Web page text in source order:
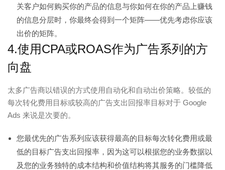
关客户如何购买你的产品的信息与你如何在你的产品上赚钱
的信息分层时，你最终会得到一个矩阵——优先考虑你应该
出价的矩阵。
4.使用CPA或ROAS作为广告系列的方
向盘
太多广告商以错误的方式使用自动化和自动出价策略。较低的
每次转化费用目标或较高的广告支出回报率目标对于 Google
Ads 来说是次要的。
您最优先的广告系列应该获得最高的目标每次转化费用或最
低的目标广告支出回报率，因为这可以根据您的业务数据以
及您的业务独特的成本结构和价值结构将其服务的门槛降低